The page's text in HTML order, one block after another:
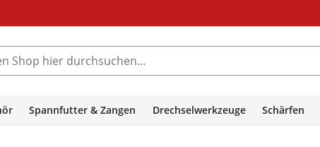
hier durchsuchen...
Spannfutter & Zangen Drechselwerkzeuge Schärfen